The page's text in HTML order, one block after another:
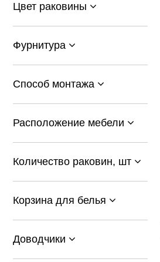
Цвет раковины
Фурнитура
Способ монтажа
Расположение мебели
Количество раковин, шт
Корзина для белья
Доводчики